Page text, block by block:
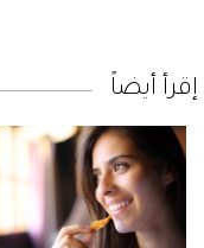
إقرأ أيضاً